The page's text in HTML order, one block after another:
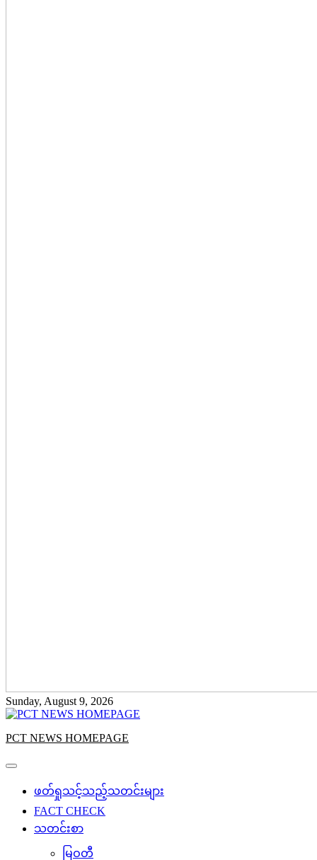
Sunday, August 9, 2026
PCT NEWS HOMEPAGE
ဖတ်ရှုသင့်သည့်သတင်းများ
FACT CHECK
သတင်းစာ
မြဝတီ